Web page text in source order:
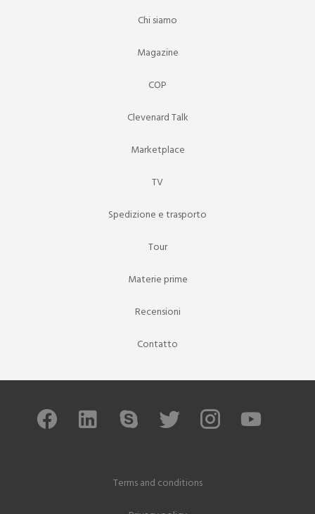
Chi siamo
Magazine
COP
Clevenard Talk
Marketplace
TV
Spedizione e trasporto
Tour
Materie prime
Recensioni
Contatto
Terms and conditions